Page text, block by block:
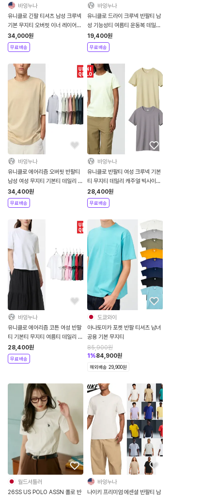
바잉누나
유니클로 긴팔 티셔츠 남성 크루넥
기본 무지티 오버핏 이너 레이어드
데일리 간절기 상의
34,000원
무료배송
바잉누나
유니클로 드라이 크루넥 반팔티 남
성 기능성티 여름티 운동복 데일리
무지티 빅사이즈
19,400원
무료배송
바잉누나
유니클로 에어리즘 오버핏 반팔티
남성 여성 무지티 기본티 데일리 캐
주얼 빅사이즈 티셔츠
34,400원
무료배송
바잉누나
유니클로 반팔티 여성 크루넥 기본
티 무지티 데일리 캐주얼 빅사이즈
여름 티셔츠
28,400원
무료배송
바잉누나
유니클로 에어리즘 코튼 여성 반팔
티 기본티 무지티 여름티 데일리 출
근룩 빅사이즈 기능성티
28,400원
무료배송
도쿄와이
아나토미카 포켓 반팔 티셔츠 남녀
공용 기본 무지티
85,900원
1 %84,900원
해외배송 29,900원
월드셔틀러
26SS US POLO ASSN 폴로 반
바잉누나
나이키 프리미엄 에센셜 반팔티 남